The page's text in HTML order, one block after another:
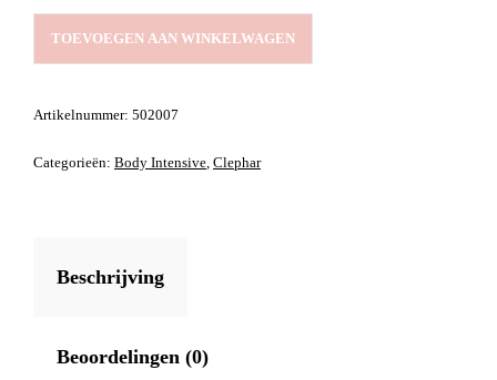
OIL
BODY
AANTAL
TOEVOEGEN AAN WINKELWAGEN
Artikelnummer: 502007
Categorieën: Body Intensive Clephar
Beschrijving
Beoordelingen (0)